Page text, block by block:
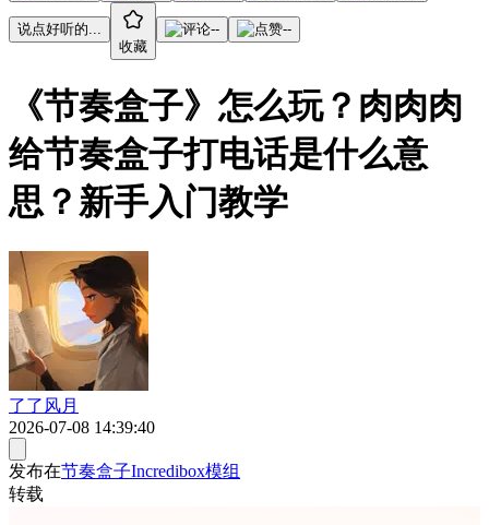
说点好听的...
收藏
-- --
《节奏盒子》怎么玩？肉肉肉
给节奏盒子打电话是什么意
思？新手入门教学
了了风月
2026-07-08 14:39:40
发布在节奏盒子Incredibox模组
转载